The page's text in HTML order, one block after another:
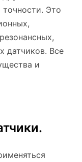
Это
датчиков. Все
и